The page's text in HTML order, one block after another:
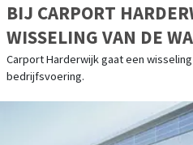
BIJ CARPORT
WISSELING VAN DE
PLAATSVINDEN IN DE
Carport Harderwijk gaat een
bedrijfsvoering.